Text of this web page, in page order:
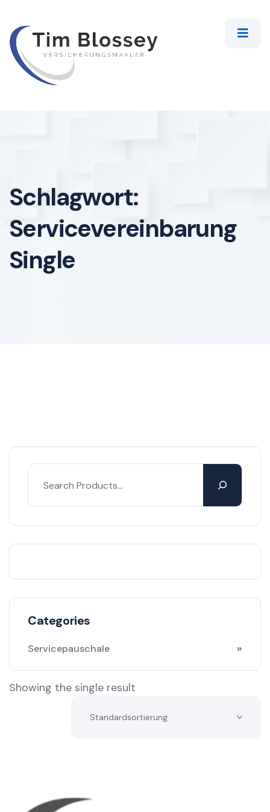
Schlagwort:
Servicevereinbarung
Single
Categories
Servicepauschale
Showing the single result